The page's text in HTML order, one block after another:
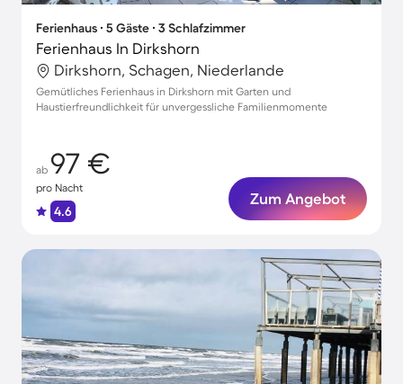
Ferienhaus ∙ 5 Gäste ∙ 3 Schlafzimmer
Ferienhaus In Dirkshorn
Dirkshorn, Schagen, Niederlande
Gemütliches Ferienhaus in Dirkshorn mit Garten und
Haustierfreundlichkeit für unvergessliche Familienmomente
ab 97 €
pro Nacht
4.6
Zum Angebot